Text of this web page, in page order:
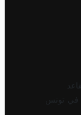
في تونس